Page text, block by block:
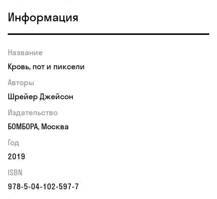
Информация
Название
Кровь, пот и пиксели
Авторы
Шрейер Джейсон
Издательство
БОМБОРА, Москва
Год
2019
ISBN
978-5-04-102-597-7